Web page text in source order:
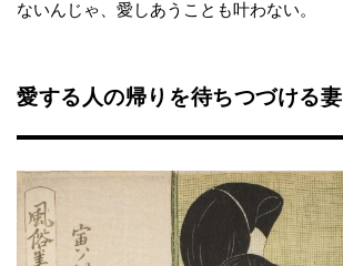
ないんじゃ、愛しあうことも叶わない。
愛する人の帰りを待ちつづける妻